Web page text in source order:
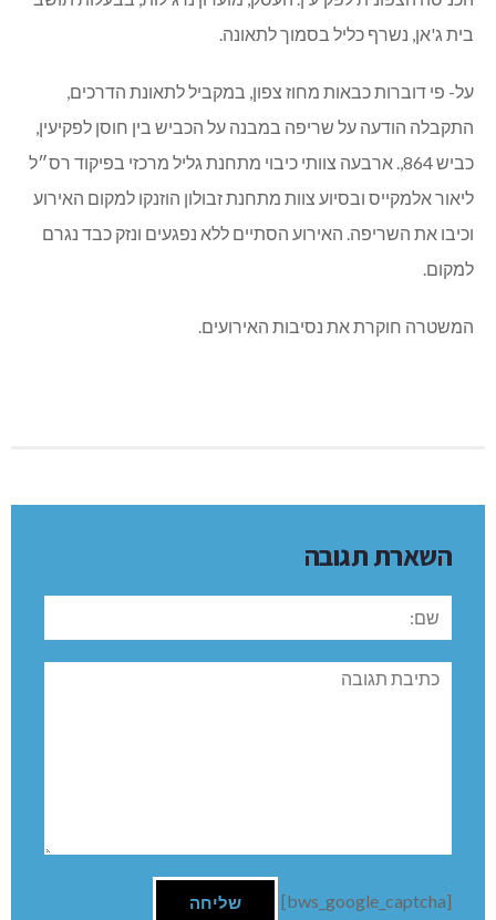
בית ג'אן, נשרף כליל בסמוך לתאונה.
על- פי דוברות כבאות מחוז צפון, במקביל לתאונת הדרכים,
התקבלה הודעה על שריפה במבנה על הכביש בין חוסן לפקיעין,
כביש 864,. ארבעה צוותי כיבוי מתחנת גליל מרכזי בפיקוד רס״ל
ליאור אלמקייס ובסיוע צוות מתחנת זבולון הוזנקו למקום האירוע
וכיבו את השריפה. האירוע הסתיים ללא נפגעים ונזק כבד נגרם
למקום.
המשטרה חוקרת את נסיבות האירועים.
השארת תגובה
שם:
תגובה
[bws_google_captcha]